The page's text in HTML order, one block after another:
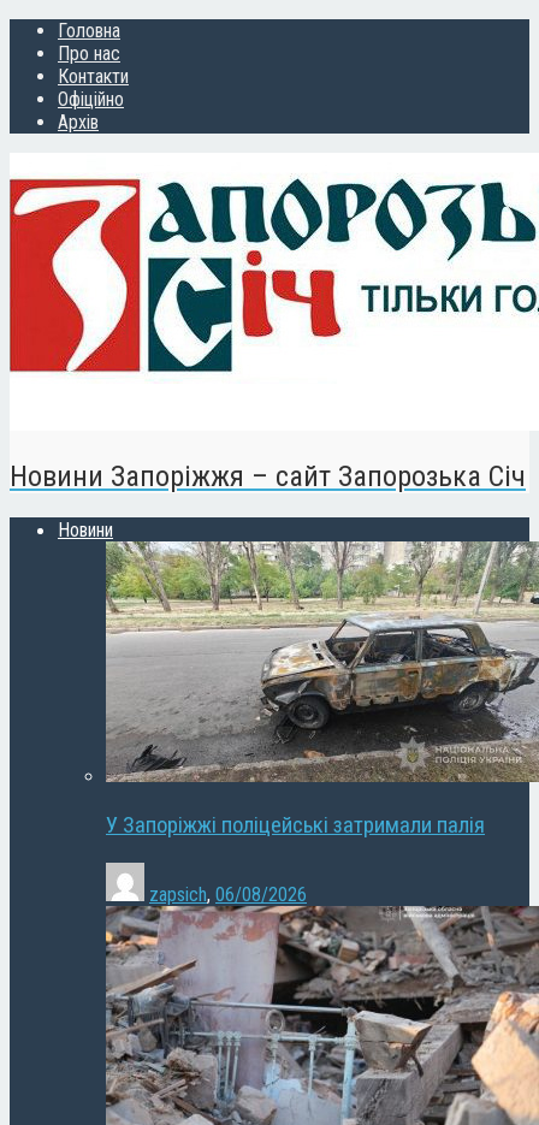
Головна
Про нас
Контакти
Офіційно
Архів
Новини Запоріжжя – сайт Запорозька Січ
Новини
У Запоріжжі поліцейські затримали палія
zapsich, 06/08/2026